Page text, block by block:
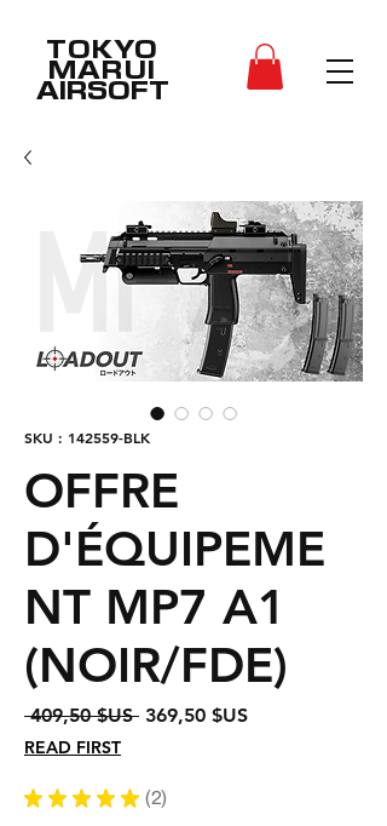
TOKYO
MARUI
AIRSOFT
SKU : 142559-BLK
OFFRE
D'ÉQUIPEME
NT MP7 A1
(NOIR/FDE)
409,50 $US Prix
369,50 $USPrix
READ FIRST
★ ★ ★ ★ ★ 2
2